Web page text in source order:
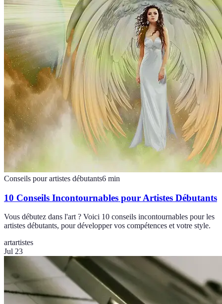
Conseils pour artistes débutants6 min
10 Conseils Incontournables pour Artistes Débutants
Vous débutez dans l'art ? Voici 10 conseils incontournables pour les
artistes débutants, pour développer vos compétences et votre style.
artartistes
Jul 23